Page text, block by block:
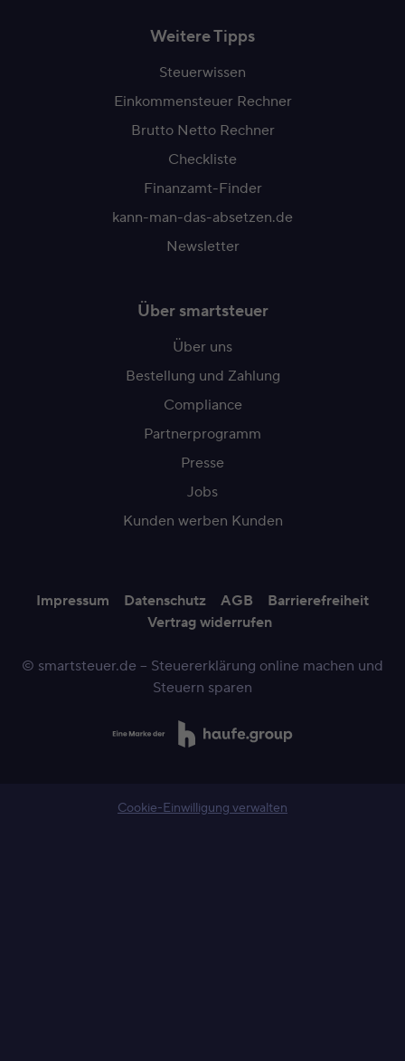
Weitere Tipps
Steuerwissen
Einkommensteuer Rechner
Brutto Netto Rechner
Checkliste
Finanzamt-Finder
kann-man-das-absetzen.de
Newsletter
Über smartsteuer
Über uns
Bestellung und Zahlung
Compliance
Partnerprogramm
Presse
Jobs
Kunden werben Kunden
Impressum Datenschutz AGB
Barrierefreiheit
Vertrag widerrufen
© smartsteuer.de – Steuererklärung online machen und
Steuern sparen
Cookie-Einwilligung verwalten